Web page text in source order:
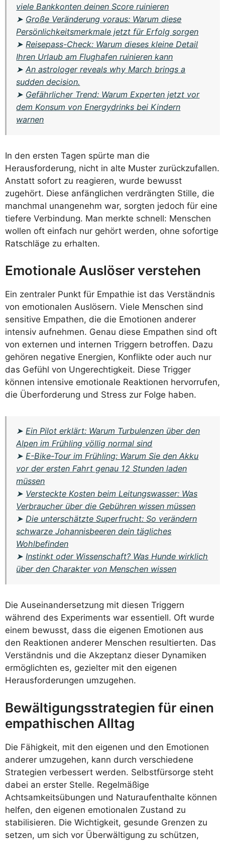
viele Bankkonten deinen Score ruinieren
➤ Große Veränderung voraus: Warum diese
Persönlichkeitsmerkmale jetzt für Erfolg sorgen
➤Reisepass-Check: Warum dieses kleine Detail
Ihren Urlaub am Flughafen ruinieren kann
➤An astrologer reveals why March brings a
sudden decision.
➤ Gefährlicher Trend: Warum Experten jetzt vor
dem Konsum von Energydrinks bei Kindern
warnen
In den ersten Tagen spürte man die
Herausforderung, nicht in alte Muster zurückzufallen.
Anstatt sofort zu reagieren, wurde bewusst
zugehört. Diese anfänglichen verdrängten Stille, die
manchmal unangenehm war, sorgten jedoch für eine
tiefere Verbindung. Man merkte schnell: Menschen
wollen oft einfach nur gehört werden, ohne sofortige
Ratschläge zu erhalten.
Emotionale Auslöser verstehen
Ein zentraler Punkt für Empathie ist das Verständnis
von emotionalen Auslösern. Viele Menschen sind
sensitive Empathen, die die Emotionen anderer
intensiv aufnehmen. Genau diese Empathen sind oft
von externen und internen Triggern betroffen. Dazu
gehören negative Energien, Konflikte oder auch nur
das Gefühl von Ungerechtigkeit. Diese Trigger
können intensive emotionale Reaktionen hervorrufen,
die Überforderung und Stress zur Folge haben.
➤Ein Pilot erklärt: Warum Turbulenzen über den
Alpen im Frühling völlig normal sind
➤E-Bike-Tour im Frühling: Warum Sie den Akku
vor der ersten Fahrt genau 12 Stunden laden
müssen
➤ Versteckte Kosten beim Leitungswasser: Was
Verbraucher über die Gebühren wissen müssen
➤Die unterschätzte Superfrucht: So verändern
schwarze Johannisbeeren dein tägliches
Wohlbefinden
➤Instinkt oder Wissenschaft? Was Hunde wirklich
über den Charakter von Menschen wissen
Die Auseinandersetzung mit diesen Triggern
während des Experiments war essentiell. Oft wurde
einem bewusst, dass die eigenen Emotionen aus
den Reaktionen anderer Menschen resultierten. Das
Verständnis und die Akzeptanz dieser Dynamiken
ermöglichten es, gezielter mit den eigenen
Herausforderungen umzugehen.
Bewältigungsstrategien für einen
empathischen Alltag
Die Fähigkeit, mit den eigenen und den Emotionen
anderer umzugehen, kann durch verschiedene
Strategien verbessert werden. Selbstfürsorge steht
dabei an erster Stelle. Regelmäßige
Achtsamkeitsübungen und Naturaufenthalte können
helfen, den eigenen emotionalen Zustand zu
stabilisieren. Die Wichtigkeit, gesunde Grenzen zu
setzen, um sich vor Überwältigung zu schützen,